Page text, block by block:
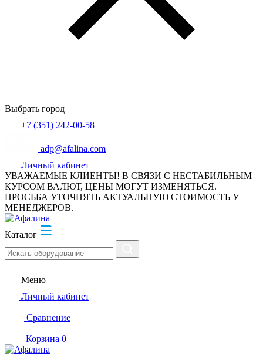
Выбрать город
+7 (351) 242-00-58
adp@afalina.com
Личный кабинет
УВАЖАЕМЫЕ КЛИЕНТЫ! В СВЯЗИ С НЕСТАБИЛЬНЫМ
КУРСОМ ВАЛЮТ, ЦЕНЫ МОГУТ ИЗМЕНЯТЬСЯ.
ПРОСЬБА УТОЧНЯТЬ АКТУАЛЬНУЮ СТОИМОСТЬ У
МЕНЕДЖЕРОВ.
Каталог
Меню
Личный кабинет
Сравнение
Корзина 0